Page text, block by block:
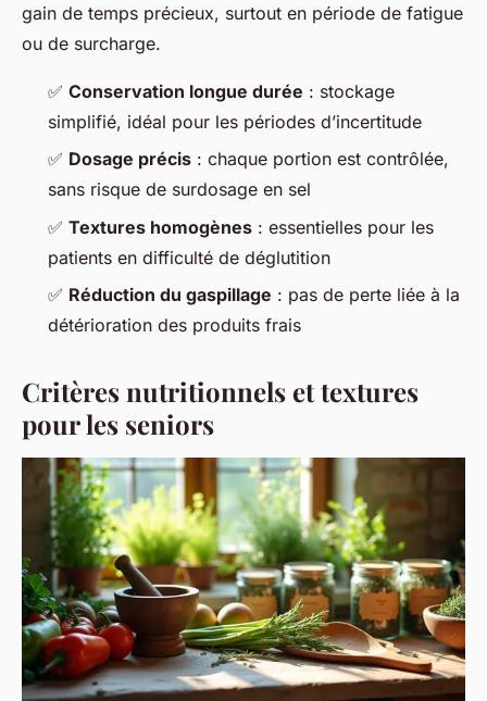
gain de temps précieux, surtout en période de fatigue
ou de surcharge.
✅ Conservation longue durée : stockage
simplifié, idéal pour les périodes d’incertitude
✅ Dosage précis : chaque portion est contrôlée,
sans risque de surdosage en sel
✅ Textures homogènes : essentielles pour les
patients en difficulté de déglutition
✅ Réduction du gaspillage : pas de perte liée à la
détérioration des produits frais
Critères nutritionnels et textures
pour les seniors